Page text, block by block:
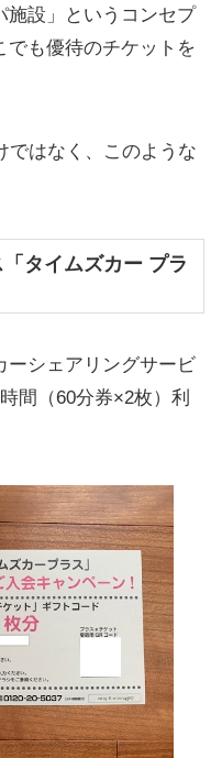
施設」というコンセプ
でも優待のチケットを
ではなく、このような
タイムズカー プラ
ーシェアリングサービ
間（60分券×2枚）利